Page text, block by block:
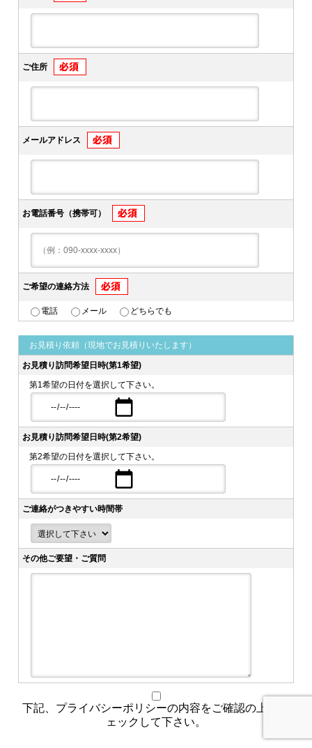
ご住所
メールアドレス
お電話番号（携帯可）
ご希望の連絡方法
電話 メール どちらでも
お見積り依頼（現地でお見積りいたします）
お見積り訪問希望日時(第1希望)
第1希望の日付を選択して下さい。
お見積り訪問希望日時(第2希望)
第2希望の日付を選択して下さい。
ご連絡がつきやすい時間帯
その他ご要望・ご質問
下記、プライバシーポリシーの内容をご確認の上、チ
ェックして下さい。